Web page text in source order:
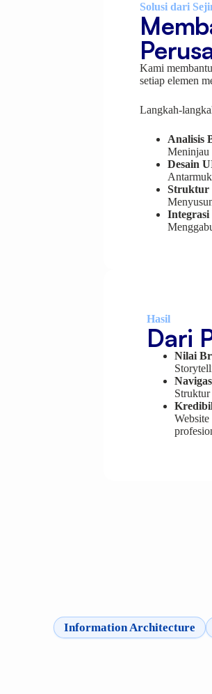
Solusi dari
Kami
setiap elemen
Langkah-
Analisis
Meninjau
Desain
Struktur
Hasil
Dari
Nilai
Information Architecture